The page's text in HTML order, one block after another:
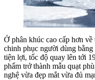
Ở phân khúc cao cấp hơn
chinh phục người dùng
tiện lợi, tốc độ quay lên tới
phẩm trở thành mẫu quạt
nghệ vừa đẹp mắt vừa đủ